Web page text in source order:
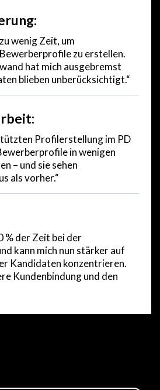
wenig Zeit, um
zu erstellen.
hat mich ausgebremst
blieben unberücksichtigt.“
Profilerstellung im PD
in wenigen
– und sie sehen
als vorher.“
% der Zeit bei der
kann mich nun stärker auf
Kandidaten konzentrieren.
Kundenbindung und den